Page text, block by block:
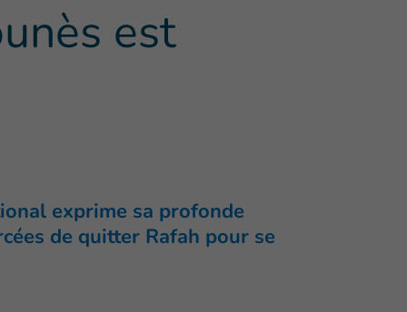
est
exprime sa profonde
de quitter Rafah pour se